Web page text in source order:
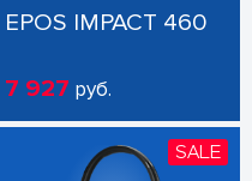
EPOS IMPACT 460
7 927 руб.
SALE